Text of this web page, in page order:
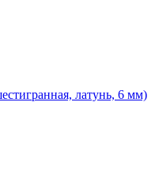
латунь, 6 мм)